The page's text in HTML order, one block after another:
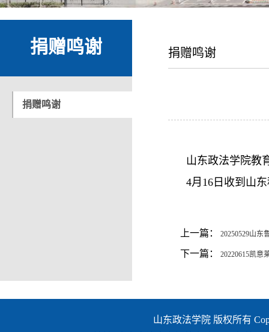
捐赠鸣谢
捐赠鸣谢
捐赠鸣谢
山东政法学院教
4月16日收到山
上一篇： 20250529山东
下一篇： 20220615凯意
山东政法学院 版权所有